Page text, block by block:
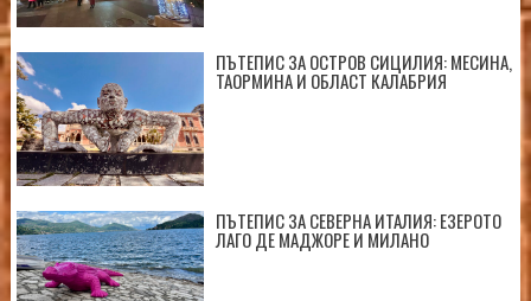
ПЪТЕПИС ЗА ОСТРОВ СИЦИЛИЯ: МЕСИНА,
ТАОРМИНА И ОБЛАСТ КАЛАБРИЯ
ПЪТЕПИС ЗА СЕВЕРНА ИТАЛИЯ: ЕЗЕРОТО
ЛАГО ДЕ МАДЖОРЕ И МИЛАНО